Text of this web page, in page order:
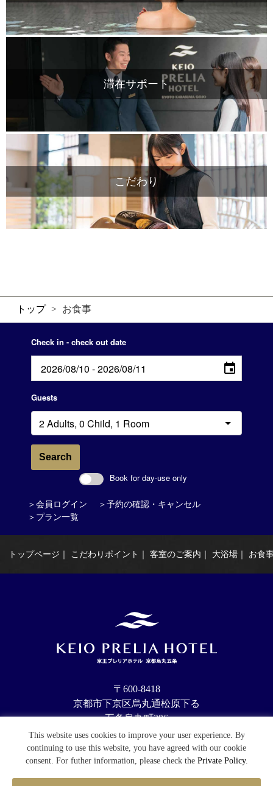
滞在サポート
こだわり
トップ > お食事
Check in - check out date
Guests
Search
Book for day-use only
＞会員ログイン
＞予約の確認・キャンセル
＞プラン一覧
トップページ ｜ こだわりポイント ｜ 客室のご案内 ｜ 大浴場 ｜ お食
〒600-8418
京都市下京区烏丸通松原下る
五条烏丸町396
お問合せ Tel：075-352-5111
This website uses cookies to improve your user experience. By
continuing to use this website, you have agreed with our cookie
consent. For futher information, please check the Private Policy.